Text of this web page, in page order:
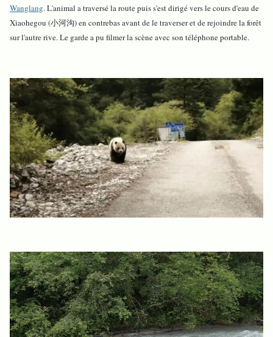
Wanglang. L'animal a traversé la route puis s'est dirigé vers le cours d'eau de
Xiaohegou (小河沟) en contrebas avant de le traverser et de rejoindre la forêt
sur l'autre rive. Le garde a pu filmer la scène avec son téléphone portable.